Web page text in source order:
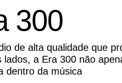
300
de alta qualidade que
lados, a Era 300 não
dentro da música